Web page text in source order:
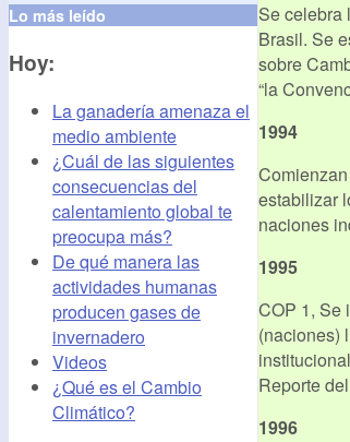
Se celebra
Brasil. Se
sobre
“la
1994
estabilizar
naciones
1995
COP 1, Se
(naciones)
Reporte
1996
Lo más leído
Hoy:
La ganadería amenaza el
medio ambiente
¿Cuál de las siguientes
consecuencias del
calentamiento global te
preocupa más?
De qué manera las
actividades humanas
producen gases de
invernadero
Videos
¿Qué es el Cambio
Climático?